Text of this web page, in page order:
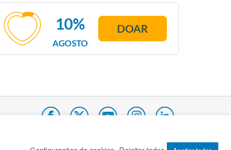
AGOSTO
10% DOAR